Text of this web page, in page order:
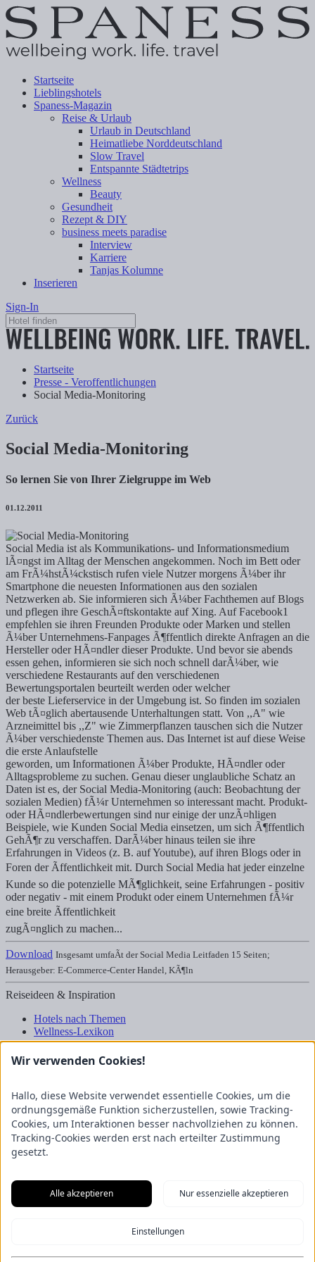
Startseite
Lieblingshotels
Spaness-Magazin
Reise & Urlaub
Urlaub in Deutschland
Heimatliebe Norddeutschland
Slow Travel
Entspannte Städtetrips
Wellness
Beauty
Gesundheit
Rezept & DIY
business meets paradise
Interview
Karriere
Tanjas Kolumne
Inserieren
Sign-In
Startseite
Presse - Veroffentlichungen
Social Media-Monitoring
Zurück
Social Media-Monitoring
So lernen Sie von Ihrer Zielgruppe im Web
01.12.2011
Social Media ist als Kommunikations- und Informationsmedium
lÃ¤ngst im Alltag der Menschen angekommen. Noch im Bett oder
am FrÃ¼hstÃ¼ckstisch rufen viele Nutzer morgens Ã¼ber ihr
Smartphone die neuesten Informationen aus den sozialen
Netzwerken ab. Sie informieren sich Ã¼ber Fachthemen auf Blogs
und pflegen ihre GeschÃ¤ftskontakte auf Xing. Auf Facebook1
empfehlen sie ihren Freunden Produkte oder Marken und stellen
Ã¼ber Unternehmens-Fanpages Ã¶ffentlich direkte Anfragen an die
Hersteller oder HÃ¤ndler dieser Produkte. Und bevor sie abends
essen gehen, informieren sie sich noch schnell darÃ¼ber, wie
verschiedene Restaurants auf den verschiedenen
Bewertungsportalen beurteilt werden oder welcher
der beste Lieferservice in der Umgebung ist. So finden im sozialen
Web tÃ¤glich abertausende Unterhaltungen statt. Von ,,A" wie
Arzneimittel bis ,,Z" wie Zimmerpflanzen tauschen sich die Nutzer
Ã¼ber verschiedenste Themen aus. Das Internet ist auf diese Weise
die erste Anlaufstelle
geworden, um Informationen Ã¼ber Produkte, HÃ¤ndler oder
Alltagsprobleme zu suchen. Genau dieser unglaubliche Schatz an
Daten ist es, der Social Media-Monitoring (auch: Beobachtung der
sozialen Medien) fÃ¼r Unternehmen so interessant macht. Produkt-
oder HÃ¤ndlerbewertungen sind nur einige der unzÃ¤hligen
Beispiele, wie Kunden Social Media einsetzen, um sich Ã¶ffentlich
GehÃ¶r zu verschaffen. DarÃ¼ber hinaus teilen sie ihre
Erfahrungen in Videos (z. B. auf Youtube), auf ihren Blogs oder in
Foren der Ãffentlichkeit mit. Durch Social Media hat jeder einzelne
Kunde so die potenzielle MÃ¶glichkeit, seine Erfahrungen - positiv
oder negativ - mit einem Produkt oder einem Unternehmen fÃ¼r
eine breite Ãffentlichkeit
zugÃ¤nglich zu machen...
Download Insgesamt umfaÃt der Social Media Leitfaden 15 Seiten;
Herausgeber: E-Commerce-Center Handel, KÃ¶ln
Reiseideen & Inspiration
Hotels nach Themen
Wellness-Lexikon
Business-Lexikon
Urlaubsregionen in Deutschland
Kooperation & Zusammenarbeit
Kundenbereich
Presse
Über uns
Service/Partner
Blogger-Datenbank
Datenschutz
Wir verwenden Cookies!
Hallo, diese Website verwendet essentielle Cookies, um die
ordnungsgemäße Funktion sicherzustellen, sowie Tracking-
Cookies, um Interaktionen besser nachvollziehen zu können.
Tracking-Cookies werden erst nach erteilter Zustimmung
gesetzt.
Alle akzeptieren Nur essenzielle akzeptieren
Einstellungen